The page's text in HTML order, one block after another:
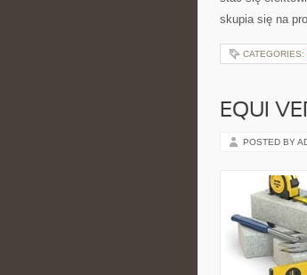
skupia się na
CATEGORIES:
EQUI
POSTED BY